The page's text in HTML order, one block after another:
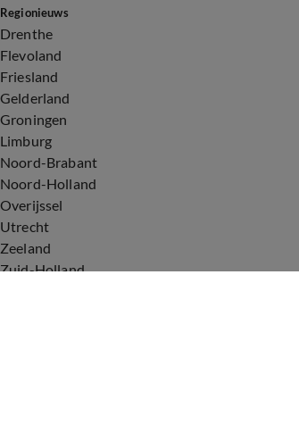
Regionieuws
Drenthe
Flevoland
Friesland
Gelderland
Groningen
Limburg
Noord-Brabant
Noord-Holland
Overijssel
Utrecht
Zeeland
Zuid-Holland